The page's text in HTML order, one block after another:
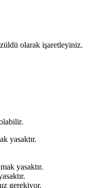
olarak işaretleyiniz.
yasaktır.
yasaktır.
gerekiyor.